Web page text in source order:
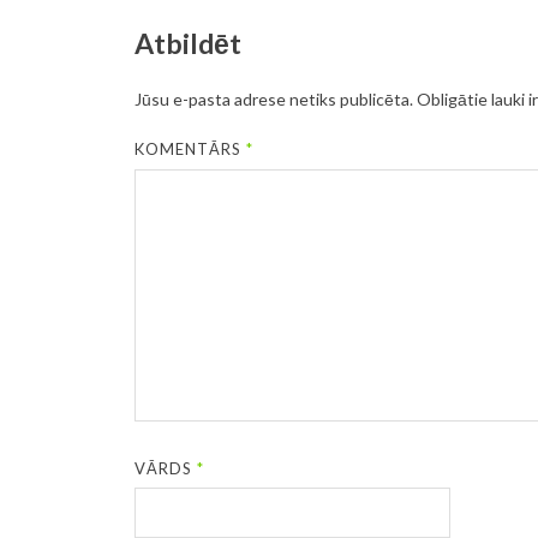
Atbildēt
Jūsu e-pasta adrese netiks publicēta.Obligātie lauki
KOMENTĀRS*
VĀRDS*